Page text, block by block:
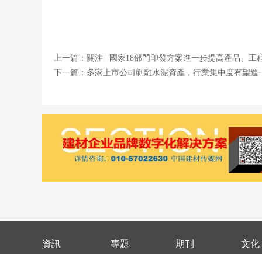
上一篇：關注 | 國家18部門印發方案進一步提高產品、工
下一篇：多家上市公司剝離水泥資產，行業集中度有望進
資訊 專題 期刊 文化